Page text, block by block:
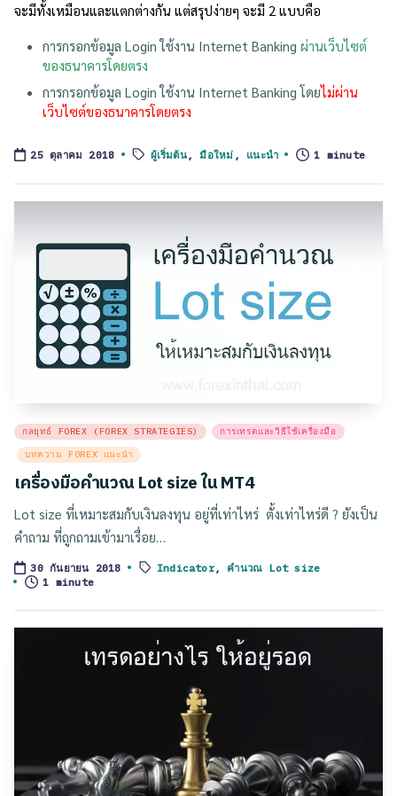
จะมีทั้งเหมือนและแตกต่างกัน แต่สรุปง่ายๆ จะมี 2 แบบคือ
การกรอกข้อมูล Login ใช้งาน Internet Banking ผ่านเว็บไซต์
ของธนาคารโดยตรง
การกรอกข้อมูล Login ใช้งาน Internet Banking โดยไม่ผ่าน
เว็บไซต์ของธนาคารโดยตรง
25 ตุลาคม 2018
Tags: ผู้เริ่มต้น,มือใหม่ , แนะนำ 1 minute
Posted
in
กลยุทธ์ FOREX (FOREX STRATEGIES)
การเทรดและวิธีใช้เครื่องมือ
บทความ FOREX แนะนำ
เครื่องมือคำนวณ Lot size ใน MT4
Lot size ที่เหมาะสมกับเงินลงทุน อยู่ที่เท่าไหร่ ตั้งเท่าไหร่ดี ? ยังเป็น
คำถาม ที่ถูกถามเข้ามาเรื่อย…
30 กันยายน 2018
Tags: Indicator, คำนวณ Lot size
1 minute